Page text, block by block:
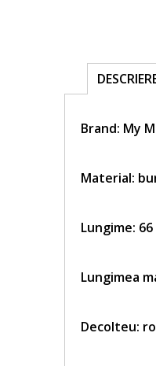
Brand: My
Material:
Lungime:
Lungimea
Decolteu: